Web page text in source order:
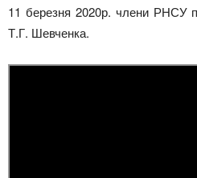
11 березня 2020р. члени РНСУ
Т.Г. Шевченка.